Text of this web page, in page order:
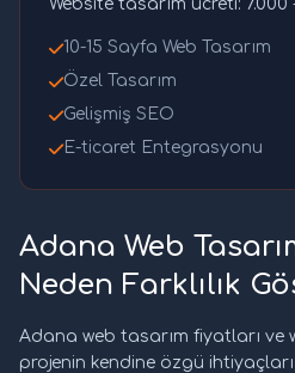
Website tasarım ücreti: 7.000 -
10-15 Sayfa Web Tasarım
Özel Tasarım
Gelişmiş SEO
E-ticaret Entegrasyonu
Adana Web
Neden Farklılık
Adana web tasarım fiyatları ve
projenin kendine özgü ihtiyaçları